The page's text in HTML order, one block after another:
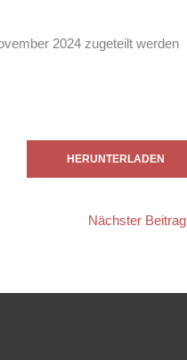
2024 zugeteilt werden
HERUNTERLADEN
Nächster Beitrag